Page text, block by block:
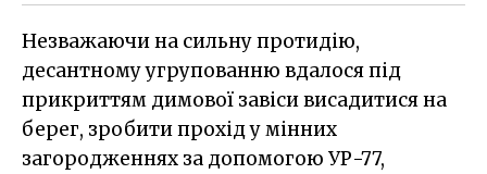
Незважаючи на сильну протидію,
десантному угрупованню вдалося під
прикриттям димової завіси висадитися на
берег, зробити прохід у мінних
загородженнях за допомогою УР-77,